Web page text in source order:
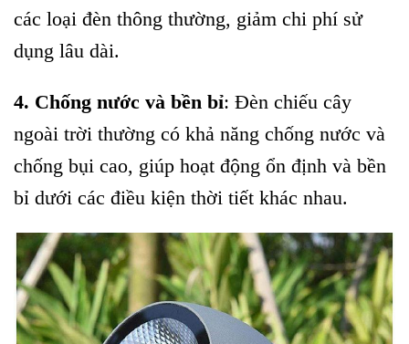
các loại đèn thông thường, giảm chi phí sử
dụng lâu dài.
4. Chống nước và bền bỉ: Đèn chiếu cây
ngoài trời thường có khả năng chống nước và
chống bụi cao, giúp hoạt động ổn định và bền
bỉ dưới các điều kiện thời tiết khác nhau.